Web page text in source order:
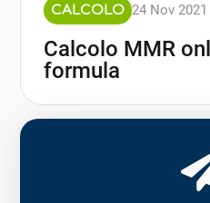
CALCOLO 24 Nov 2021
Calcolo MMR
formula